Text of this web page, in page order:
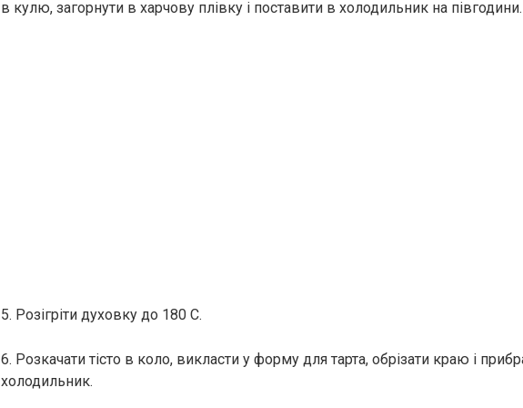
в кулю, загорнути в харчову плівку і поставити в холодильник на півгодини.
5. Розігріти духовку до 180 С.
6. Розкачати тісто в коло, викласти у форму для тарта, обрізати краю і
холодильник.